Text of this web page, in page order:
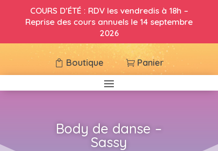
COURS D’ÉTÉ : RDV les vendredis à 18h –
Reprise des cours annuels le 14 septembre
2026
Boutique Panier
Body de danse –
Sassy